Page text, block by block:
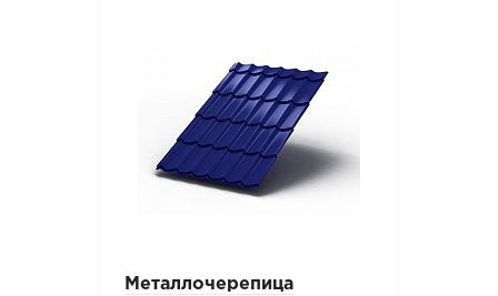
Металлочерепица